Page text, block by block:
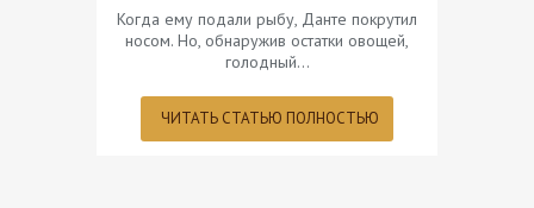
Когда ему подали рыбу, Данте покрутил
носом. Но, обнаружив остатки овощей,
голодный…
ЧИТАТЬ СТАТЬЮ ПОЛНОСТЬЮ